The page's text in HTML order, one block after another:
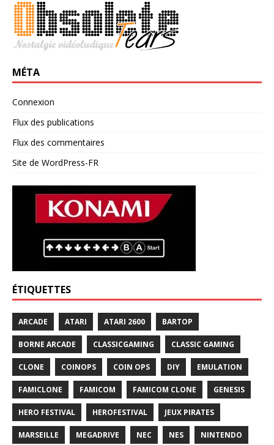
MÉTA
Connexion
Flux des publications
Flux des commentaires
Site de WordPress-FR
ÉTIQUETTES
ARCADE ATARI ATARI 2600 BARTOP
BORNE ARCADE CLASSICGAMING CLASSIC GAMING
CLONE COINOPS COIN OPS DIY EMULATION
FAMICLONE FAMICOM FAMICOM CLONE GENESIS
HERO FESTIVAL HEROFESTIVAL JEUX PIRATES
MARSEILLE MEGADRIVE NEC NES NINTENDO